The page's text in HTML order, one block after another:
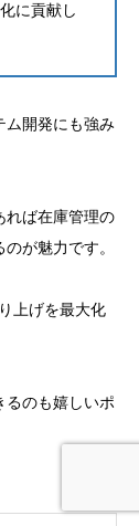
に貢献し
ム開発にも強み
れば在庫管理の
が魅力です。
上げを最大化
るのも嬉しいポ